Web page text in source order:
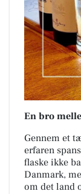
En bro
Gennem et
erfaren
flaske ikke
Danmark,
om det land